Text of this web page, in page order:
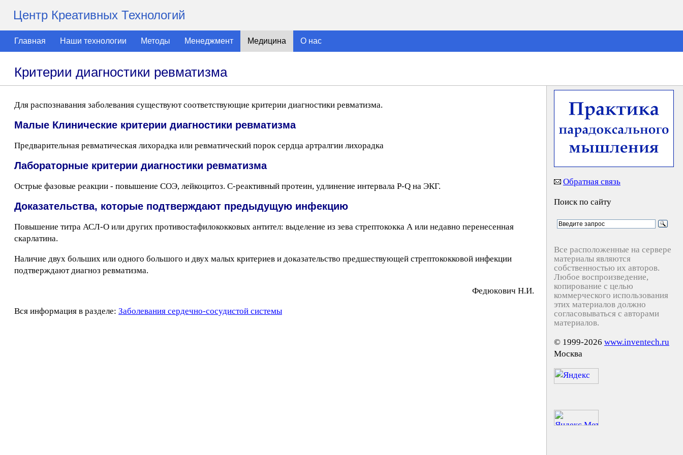
Центр Креативных Технологий
Главная Наши технологии Методы Менеджмент Медицина О нас
Критерии диагностики ревматизма
Для распознавания заболевания существуют соответствующие критерии диагностики ревматизма.
Малые Клинические критерии диагностики ревматизма
Предварительная ревматическая лихорадка или ревматический порок сердца артралгии лихорадка
Лабораторные критерии диагностики ревматизма
Острые фазовые реакции - повышение СОЭ, лейкоцитоз. С-реактивный протеин, удлинение интервала P-Q на ЭКГ.
Доказательства, которые подтверждают предыдущую инфекцию
Повышение титра АСЛ-О или других противостафилококковых антител: выделение из зева стрептококка А или недавно перенесенная
скарлатина.
Наличие двух больших или одного большого и двух малых критериев и доказательство предшествующей стрептококковой инфекции
подтверждают диагноз ревматизма.
Фeдюкoвич Н.И.
Вся информация в разделе: Заболевания сердечно-сосудистой системы
Обратная связь
Поиск по сайту
Все расположенные на сервере
материалы являются
собственностью их авторов.
Любое воспроизведение,
копирование с целью
коммерческого использования
этих материалов должно
согласовываться с авторами
материалов.
© 1999-2026 www.inventech.ru
Москва